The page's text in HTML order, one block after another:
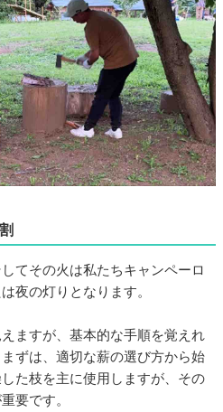
てその火は私たちキャンペーロ
夜の灯りとなります。
ますが、基本的な手順を覚えれ
ずは、適切な薪の選び方から始
た枝を主に使用しますが、その
要です。